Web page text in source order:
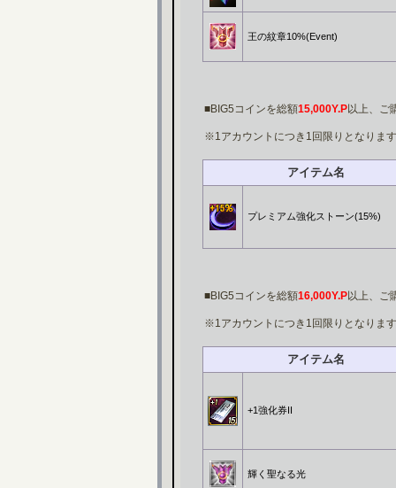
王の紋章10%(Event)
■BIG5コインを総額15,000Y.P以上、ご
※1アカウントにつき1回限りとなりま
アイテム名
プレミアム強化ストーン(15%)
■BIG5コインを総額16,000Y.P以上、ご
※1アカウントにつき1回限りとなりま
アイテム名
+1強化券II
輝く聖なる光